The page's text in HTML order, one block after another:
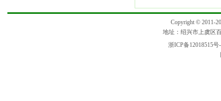
Copyright © 2011-
地址：绍兴市上虞区
浙ICP备12018515号